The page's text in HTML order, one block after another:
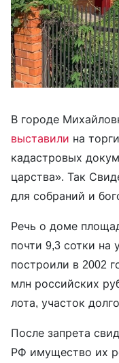
В городе
выставили на
кадастровых
царства». Так
для собраний и
Речь о доме
почти 9,3 сотки на
построили в 2002
млн российских
лота, участок
После запрета
РФ имущество их